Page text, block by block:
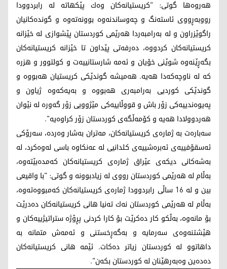
هه‌روه‌ها گوتی: "كریستیانه‌كان وه‌ك پێكهاته‌ له‌ رابردوودا
رووبه‌ڕووی ئاسته‌نگ و چه‌وساندنه‌وه‌ بوونه‌ته‌وه‌ و گونده‌كانیان
راگوێزراون و له‌ به‌رامبه‌ردا هه‌رێمی كوردستان پێشوازی له‌ خێزانه‌
كریستیانه‌كان كردووه‌، ده‌رفه‌تی پێداون تا خێزانه‌ كریستیانه‌كان
بگه‌ڕێنه‌وه‌ شوێنی خۆیان و ئه‌مه‌ شارستانییه‌ت و كولتوور و هزره‌
كه‌ له‌ ناوچه‌كه‌دا هه‌یه‌. هه‌میشه‌ گوندێكی كریستیان هه‌بووه‌ و
گوندێكی كوردیی به‌رامبه‌ری هه‌بووه‌ و به‌یه‌كه‌وه‌ ژیاون و
په‌یوه‌ندییه‌كی زۆر باش و قووڵاییه‌كی مێژوویی زۆر گه‌وره‌ له‌ نێوان
هه‌ردوولادا هه‌یه‌ و كۆمه‌ڵگه‌ی كوردستان زۆر كراوه‌یه"‌.
سه‌باره‌ت به‌ ژماره‌ی كریستیانه‌كان، مه‌تران به‌شار وه‌رده‌، سه‌رۆكی
ئه‌سقۆفییه‌ی ئه‌بره‌شییه‌ی كلدانیی له‌ عه‌نكاوه‌ باسی له‌وه‌كرد، له‌
به‌شه‌كانی دیكه‌ی عێراق ژماره‌ی كریستیانه‌كان كه‌مده‌بێته‌وه‌،
به‌ڵام له‌ هه‌رێمی كوردستان رووی له‌ زیادبوونه‌ و گوتی: "با واقیعی
بین و له‌ 16 ساڵی رابردوودا ژماره‌ی كریستیانه‌كان كه‌مبووه‌ته‌وه‌،
به‌ڵام له‌ هه‌رێمی كوردستان نه‌ك ته‌نیا هانی كریستیانه‌كان ده‌درێت
بۆ مانه‌وه‌، به‌ڵكو كار ده‌كرێت بۆ كارا كردنی پڕۆژه‌ ستراتیژییه‌كان و
هێشتنه‌وه‌ی سه‌رمایه‌ و به‌گه‌ڕخستنی و ئه‌مه‌ش متمانه‌ به‌
داهاتوو له‌ كوردستان زیاتر ده‌كات. ئێمه‌ هانی كریستیانه‌كان
ده‌ده‌ین وه‌به‌رهێنان له‌ كوردستان بكه‌ن".